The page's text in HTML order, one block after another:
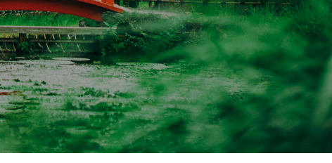
くご案内します。